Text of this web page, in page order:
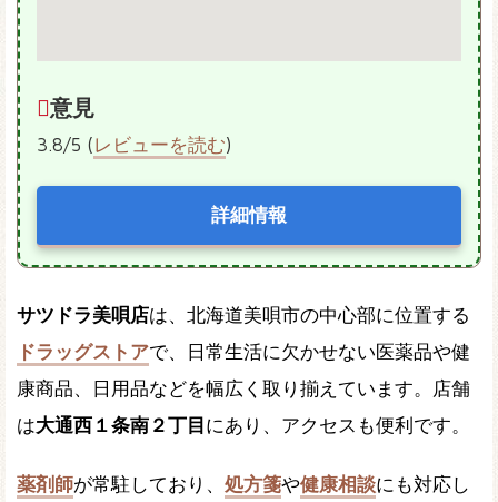
意見
3.8/5 (レビューを読む)
詳細情報
サツドラ美唄店は、北海道美唄市の中心部に位置する
ドラッグストアで、日常生活に欠かせない医薬品や健
康商品、日用品などを幅広く取り揃えています。店舗
は大通西１条南２丁目にあり、アクセスも便利です。
薬剤師が常駐しており、 処方箋や健康相談にも対応し